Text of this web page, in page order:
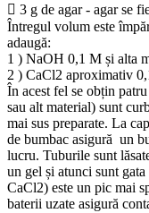
 3 g de agar - agar se
Întregul volum este
adaugă:
1 ) NaOH 0,1 M și alta
2 ) CaCl2 aproximativ
În acest fel se obțin
sau alt material) sunt
mai sus preparate. La
de bumbac asigură un
lucru. Tuburile sunt
un gel și atunci sunt
CaCl2) este un pic mai
baterii uzate asigură